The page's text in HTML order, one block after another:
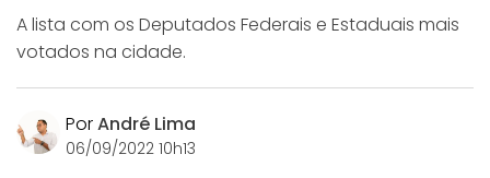
A lista com os Deputados Federais e Estaduais mais
votados na cidade.
PorAndré Lima
06/09/2022 10h13